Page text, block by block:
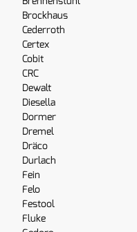
Brockhaus
Cederroth
Certex
Cobit
CRC
Dewalt
Diesella
Dormer
Dremel
Dräco
Durlach
Fein
Felo
Festool
Fluke